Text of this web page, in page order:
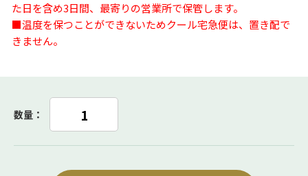
た日を含め3日間、最寄りの営業所で保管します。
■温度を保つことができないためクール宅急便は、置き配で
きません。
数量：